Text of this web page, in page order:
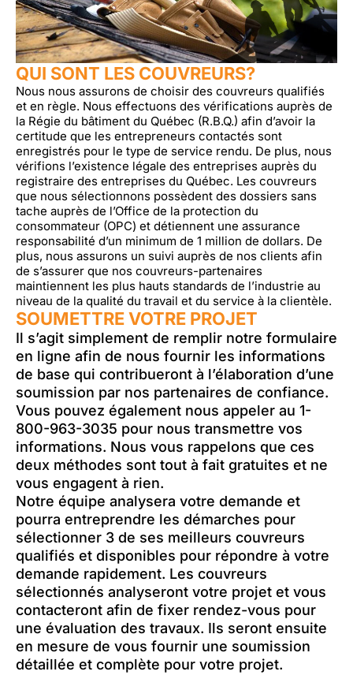
QUI SONT LES COUVREURS?
Nous nous assurons de choisir des couvreurs qualifiés
et en règle. Nous effectuons des vérifications auprès de
la Régie du bâtiment du Québec (R.B.Q.) afin d’avoir la
certitude que les entrepreneurs contactés sont
enregistrés pour le type de service rendu. De plus, nous
vérifions l’existence légale des entreprises auprès du
registraire des entreprises du Québec. Les couvreurs
que nous sélectionnons possèdent des dossiers sans
tache auprès de l’Office de la protection du
consommateur (OPC) et détiennent une assurance
responsabilité d’un minimum de 1 million de dollars. De
plus, nous assurons un suivi auprès de nos clients afin
de s’assurer que nos couvreurs-partenaires
maintiennent les plus hauts standards de l’industrie au
niveau de la qualité du travail et du service à la clientèle.
SOUMETTRE VOTRE PROJET
Il s’agit simplement de remplir notre formulaire
en ligne afin de nous fournir les informations
de base qui contribueront à l’élaboration d’une
soumission par nos partenaires de confiance.
Vous pouvez également nous appeler au 1-
800-963-3035 pour nous transmettre vos
informations. Nous vous rappelons que ces
deux méthodes sont tout à fait gratuites et ne
vous engagent à rien.
Notre équipe analysera votre demande et
pourra entreprendre les démarches pour
sélectionner 3 de ses meilleurs couvreurs
qualifiés et disponibles pour répondre à votre
demande rapidement. Les couvreurs
sélectionnés analyseront votre projet et vous
contacteront afin de fixer rendez-vous pour
une évaluation des travaux. Ils seront ensuite
en mesure de vous fournir une soumission
détaillée et complète pour votre projet.